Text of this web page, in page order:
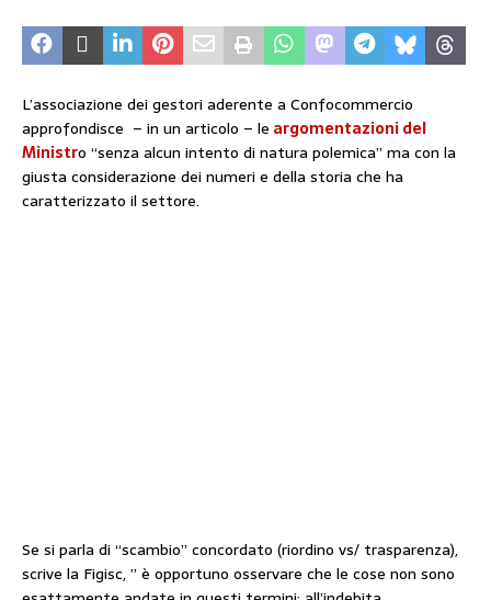
L’associazione dei gestori aderente a Confocommercio
approfondisce – in un articolo – le argomentazioni del
Ministro “senza alcun intento di natura polemica” ma con la
giusta considerazione dei numeri e della storia che ha
caratterizzato il settore.
Se si parla di “scambio” concordato (riordino vs/ trasparenza),
scrive la Figisc, ” è opportuno osservare che le cose non sono